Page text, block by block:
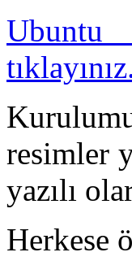
Ubuntu
resimler
yazılı
Herkese